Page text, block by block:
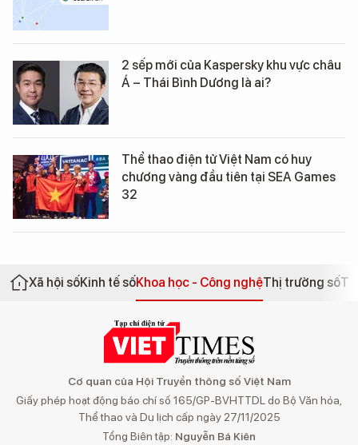
2 sếp mới của Kaspersky khu vực châu
Á – Thái Bình Dương là ai?
Thể thao điện tử Việt Nam có huy
chương vàng đầu tiên tại SEA Games
32
Xã hội sốKinh tế sốKhoa học - Công nghệThị trường số
Cơ quan của Hội Truyền thông số Việt Nam
Giấy phép hoạt động báo chí số 165/GP-BVHTTDL do Bộ Văn hóa,
Thể thao và Du lịch cấp ngày 27/11/2025
Tổng Biên tập: Nguyễn Bá Kiên